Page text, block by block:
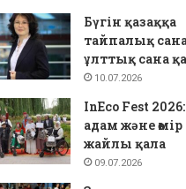
Бүгін қазаққа
тайпалық
ұлттық сана
10.07.2026
InEco Fest
адам және өмір
жайлы қала
09.07.2026